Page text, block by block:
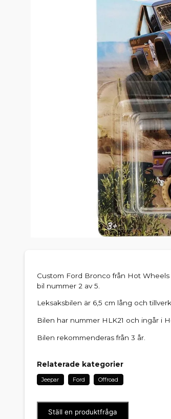
Custom Ford Bronco från Hot
bil nummer 2 av 5.
Leksaksbilen är 6,5 cm lång och
Bilen har nummer HLK21 och ingår i
Bilen rekommenderas från 3 år.
Relaterade kategorier
Jeepar Ford Offroad
Ställ en produktfråga